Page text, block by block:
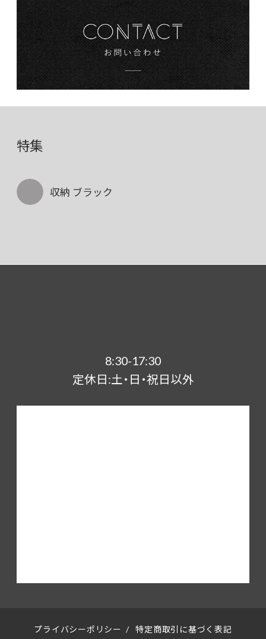
特集
収納 ブラック
8:30-17:30
定休日:土・日・祝日以外
プライバシーポリシー / 特定商取引に基づく表記